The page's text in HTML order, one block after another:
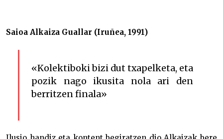
Saioa Alkaiza Guallar (Iruñea, 1991)
«Kolektiboki bizi dut txapelketa, eta
pozik nago ikusita nola ari den
berritzen finala»